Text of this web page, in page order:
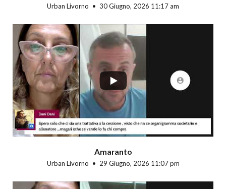
Urban Livorno 30 Giugno, 2026 11:17 am
Amaranto
Urban Livorno 29 Giugno, 2026 11:07 pm